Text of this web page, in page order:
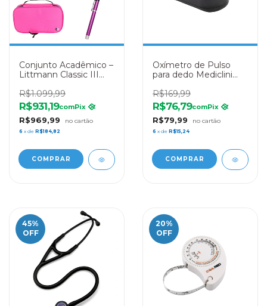
Conjunto Acadêmico –
Littmann Classic III
Esfigmo Pamed Rosa
+ Lanterna Clínica
Rosa + Case Rosa
R$1.099,99
R$969,99
R$931,19comPix
6 x de R$184,82
Oxímetro de Pulso
para dedo Mediclini
R$169,99
R$79,99
R$76,79comPix
6 x de R$15,24
45%
OFF
20%
OFF